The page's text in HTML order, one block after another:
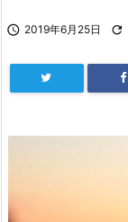
 2019年6月25日 